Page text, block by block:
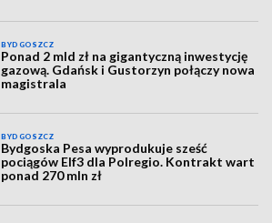
BYDGOSZCZ
Ponad 2 mld zł na gigantyczną inwestycję
gazową. Gdańsk i Gustorzyn połączy nowa
magistrala
BYDGOSZCZ
Bydgoska Pesa wyprodukuje sześć
pociągów Elf3 dla Polregio. Kontrakt wart
ponad 270 mln zł